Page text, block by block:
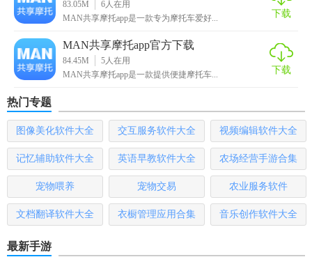
关信息并完成实名认证。
2. 查找与预约车辆：打开软件后，软件会自动定位用户所在
位置。用户可以通过搜索功能或浏览周边车辆列表，选择合
适的摩托车。点击车辆详情页，查看车辆信息和租赁价格，
然后选择租赁时间和时长，点击“预约”按钮完成预约操作。
3. 取车与还车：在预约时间到达指定取车地点后，用户可以
通过软件上的“开锁”功能开启摩托车。骑行结束后，将摩托车
停放到指定的还车区域，在软件上点击“还车”按钮完成还车操
作。系统会自动结算租赁费用，用户可以通过已绑定的支付
方式进行支付。
【man共享摩托租车测评】
经过实际使用和用户反馈，Man共享摩托租车软件在多个方面
83.05M 6人在用
MAN共享摩托app是一款专为摩托车爱好...
下载
MAN共享摩托app官方下载
84.45M 5人在用
MAN共享摩托app是一款提供便捷摩托车...
下载
热门专题
图像美化软件大全 交互服务软件大全 视频编辑软件大全
记忆辅助软件大全 英语早教软件大全 农场经营手游合集
宠物喂养 宠物交易 农业服务软件
文档翻译软件大全 衣橱管理应用合集 音乐创作软件大全
最新手游